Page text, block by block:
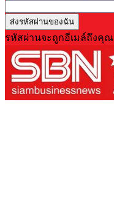
รหัสผ่านจะถูกอีเมล์ถึงคุณ